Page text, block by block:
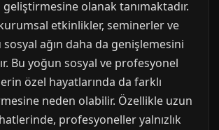
olanak tanımaktadır.
etkinlikler, seminerler ve
ağın daha da genişlemesini
Bu yoğun sosyal ve profesyonel
özel hayatlarında da farklı
neden olabilir. Özellikle uzun
profesyoneller yalnızlık